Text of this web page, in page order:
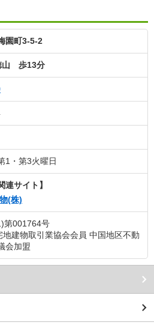
園町3-5-2
山 歩13分
1・第3火曜日
連サイト】
(株)
第001764号
地建物取引業協会会員 中国地区不動
会加盟